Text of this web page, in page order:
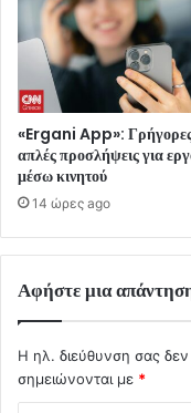
«Ergani App»:
απλές προσλήψεις για
μέσω κινητού
14 ώρες ago
Αφήστε μια
Η ηλ. διεύθυνση σας δεν
σημειώνονται με *